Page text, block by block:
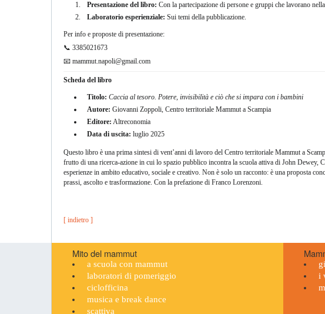
Presentazione del libro: Con la partecipazione di persone e gruppi che lavorano
Laboratorio esperienziale: Sui temi della pubblicazione.
Per info e proposte di presentazione:
📞 3385021673
📧 mammut.napoli@gmail.com
Scheda del libro
Titolo: Caccia al tesoro. Potere, invisibilità e ciò che si impara con i bambini
Autore: Giovanni Zoppoli, Centro territoriale Mammut a Scampia
Editore: Altreconomia
Data di uscita: luglio 2025
Questo libro è una prima sintesi di vent’anni di lavoro del Centro territoriale Mammut a
frutto di una ricerca-azione in cui lo spazio pubblico incontra la scuola attiva di John
esperienze in ambito educativo, sociale e creativo. Non è solo un racconto: è una proposta
prassi, ascolto e trasformazione. Con la prefazione di Franco Lorenzoni.
[ indietro ]
Mito del mammut
a scuola con mammut
laboratori di pomeriggio
ciclofficina
musica e break dance
scattiva
i